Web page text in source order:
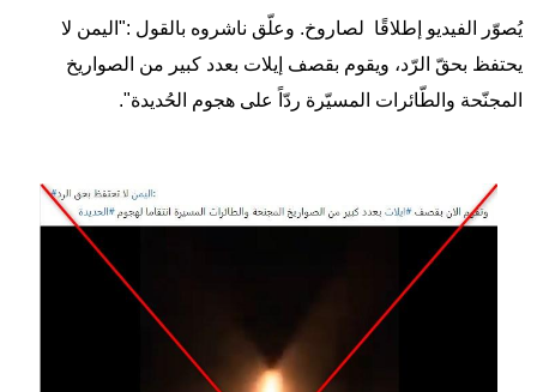
يُصوّر الفيديو إطلاقًا لصاروخ. وعلّق ناشروه بالقول :"اليمن لا
يحتفظ بحقّ الرّد، ويقوم بقصف إيلات بعدد كبير من الصواريخ
المجنّحة والطّائرات المسيّرة ردّاً على هجوم الحُديدة".
Image